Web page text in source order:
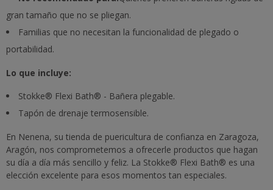
gran tamaño que no se pliegan.
Familias que no necesitan la funcionalidad de plegado o
portabilidad.
Lo que incluye:
Stokke® Flexi Bath® - Bañera plegable.
Tapón de drenaje termosensible.
En Nenena, su tienda de puericultura de confianza en Zaragoza,
Aragón, nos comprometemos a ofrecerle productos que hagan
su día a día más sencillo y feliz. La Stokke® Flexi Bath® es una
elección excelente para esos momentos tan especiales.